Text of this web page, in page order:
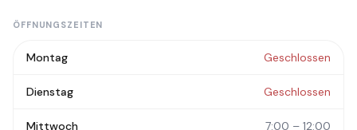
ÖFFNUNGSZEITEN
Montag Geschlossen
Dienstag Geschlossen
Mittwoch 7:00 – 12:00